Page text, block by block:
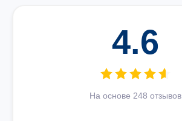
4.6
На основе 248 отзывов